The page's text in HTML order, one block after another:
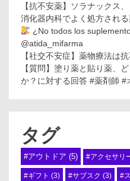
【抗不安薬】ソラナックス
消化器内科でよく処方され
¿No todos los
@atida_mifarma
【社交不安症】薬物療法は
【質問】塗り薬と貼り薬、
か？に対する回答 #薬剤師
タグ
#アウトドア (5) #アクセサリ
#ギフト (3) #サブスク (3) #